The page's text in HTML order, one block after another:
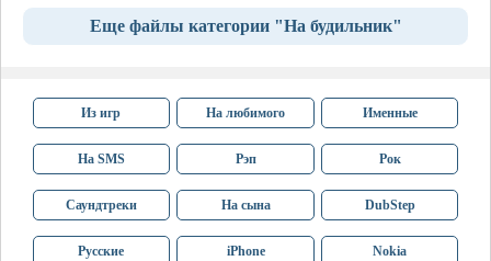
Еще файлы категории "На будильник"
Из игр На любимого Именные
На SMS Рэп Рок
Саундтреки На сына DubStep
Русские iPhone Nokia